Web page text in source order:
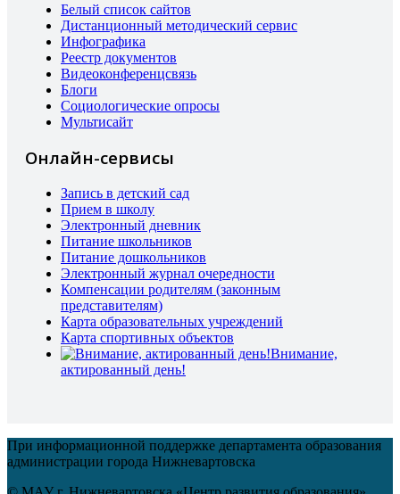
Белый список сайтов
Дистанционный методический сервис
Инфографика
Реестр документов
Видеоконференцсвязь
Блоги
Социологические опросы
Мультисайт
Онлайн-сервисы
Запись в детский сад
Прием в школу
Электронный дневник
Питание школьников
Питание дошкольников
Электронный журнал очередности
Компенсации родителям (законным
представителям)
Карта образовательных учреждений
Карта спортивных объектов
Внимание,
актированный день!
При информационной поддержке департамента образования
администрации города Нижневартовска